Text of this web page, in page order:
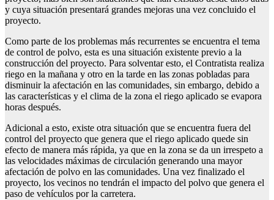
y cuya situación presentará grandes mejoras una vez concluido el
proyecto.
Como parte de los problemas más recurrentes se encuentra el tema
de control de polvo, esta es una situación existente previo a la
construcción del proyecto. Para solventar esto, el Contratista realiza
riego en la mañana y otro en la tarde en las zonas pobladas para
disminuir la afectación en las comunidades, sin embargo, debido a
las características y el clima de la zona el riego aplicado se evapora
horas después.
Adicional a esto, existe otra situación que se encuentra fuera del
control del proyecto que genera que el riego aplicado quede sin
efecto de manera más rápida, ya que en la zona se da un irrespeto a
las velocidades máximas de circulación generando una mayor
afectación de polvo en las comunidades. Una vez finalizado el
proyecto, los vecinos no tendrán el impacto del polvo que genera el
paso de vehículos por la carretera.